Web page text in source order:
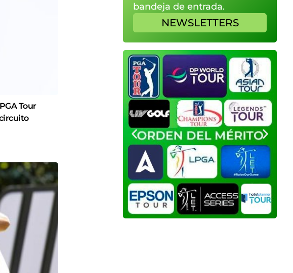
Tour
bandeja de entrada.
NEWSLETTERS